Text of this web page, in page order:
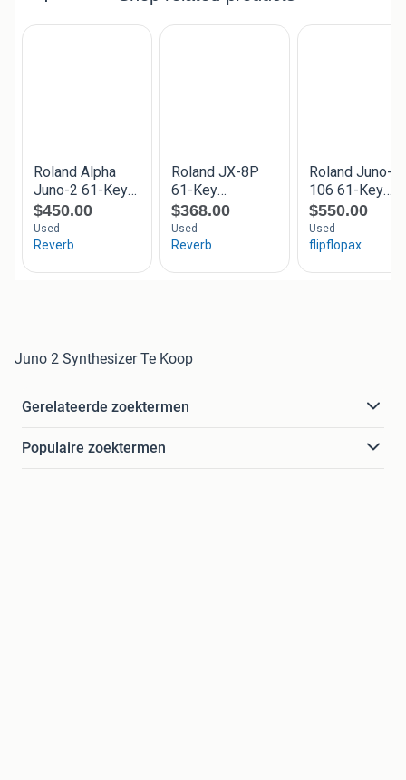
Juno 2 Synthesizer Te Koop
Gerelateerde zoektermen
Populaire zoektermen